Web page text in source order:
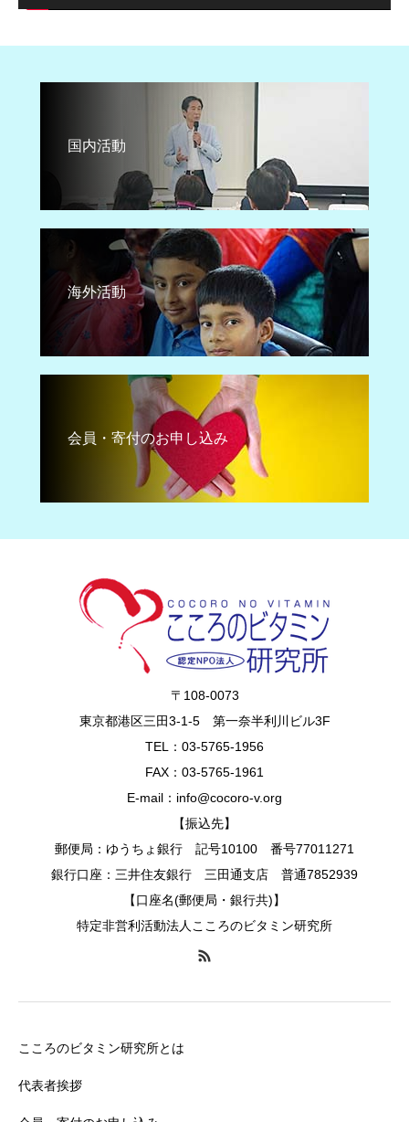
国内活動
海外活動
会員・寄付のお申し込み
〒108-0073
東京都港区三田3-1-5 第一奈半利川ビル3F
TEL：03-5765-1956
FAX：03-5765-1961
E-mail：info@cocoro-v.org
【振込先】
郵便局：ゆうちょ銀行 記号10100 番号77011271
銀行口座：三井住友銀行 三田通支店 普通7852939
【口座名(郵便局・銀行共)】
特定非営利活動法人こころのビタミン研究所
こころのビタミン研究所とは
代表者挨拶